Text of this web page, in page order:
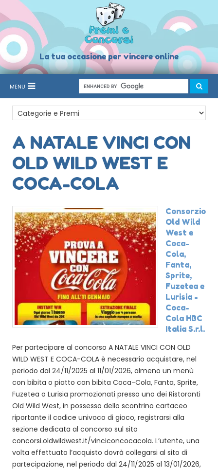
La tua occasione per vincere online
MENU
A NATALE VINCI CON
OLD WILD WEST E
COCA-COLA
Consorzio
Old Wild
West e
Coca-
Cola,
Fanta,
Sprite,
Fuzetea e
Lurisia -
Coca-
Cola HBC
Italia S.r.l.
Per partecipare al concorso A NATALE VINCI CON OLD
WILD WEST E COCA-COLA è necessario acquistare, nel
periodo dal 24/11/2025 al 11/01/2026, almeno un menù
con bibita o piatto con bibita Coca-Cola, Fanta, Sprite,
Fuzetea o Lurisia promozionati presso uno dei Ristoranti
Old Wild West, in possesso dello scontrino cartaceo
riportante il codice univoco di gioco, registrarsi alla
sezione dedicata al concorso sul sito
concorsi.oldwildwest.it/vinciconcocacola. L’utente, una
volta effettuato l’acquisto dovrà collegarsi al sito di
partecipazione, nel periodo dal 24/11/2025 al 13/01/2026,